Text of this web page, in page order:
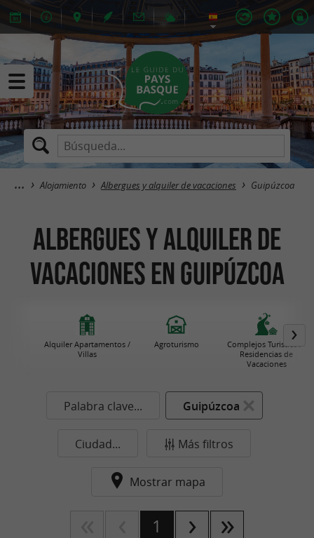
Alojamiento Albergues y alquiler de vacaciones Guipúzcoa
Albergues y alquiler de
vacaciones en Guipúzcoa
Alquiler Apartamentos /
Villas
Agroturismo
Complejos Turisticos /
Residencias de
Vacaciones
Palabra clave... Guipúzcoa
Ciudad... Más filtros
Mostrar mapa
1